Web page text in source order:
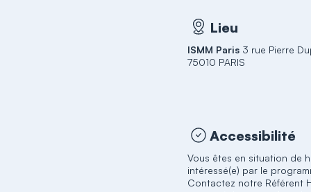
Lieu
ISMM Paris 3 rue Pierre
75010 PARIS
Accessibilité
Vous êtes en situation de
intéressé(e) par le
Contactez notre Référent